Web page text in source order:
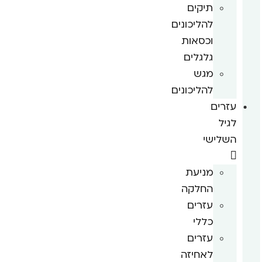
תיקים
להליכונים
וכסאות
גלגלים
מגש
להליכונים
עזרים
לגיל
השלישי
מניעת
החלקה
עזרים
כללי
עזרים
לאחיזה